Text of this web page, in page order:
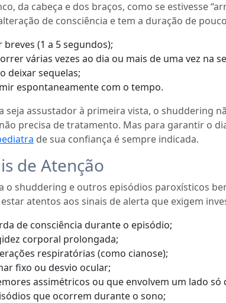
da cabeça e dos braços, como se estivesse
de consciência e tem a duração de
breves (1 a 5 segundos);
várias vezes ao dia ou mais de uma vez na
deixar sequelas;
espontaneamente com o tempo.
seja assustador à primeira vista, o shuddering
precisa de tratamento. Mas para garantir o
de sua confiança é sempre indicada.
de Atenção
o shuddering e outros episódios paroxísticos
atentos aos sinais de alerta que exigem
de consciência durante o episódio;
corporal prolongada;
respiratórias (como cianose);
fixo ou desvio ocular;
assimétricos ou que envolvem um lado só
que ocorrem durante o sono;